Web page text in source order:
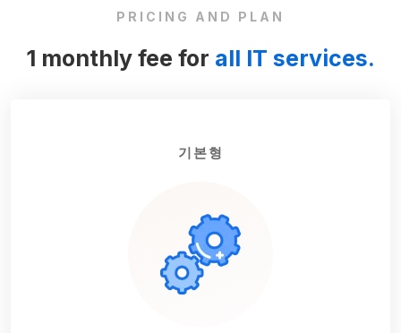
PRICING AND PLAN
1 monthly fee for all IT services.
기본형